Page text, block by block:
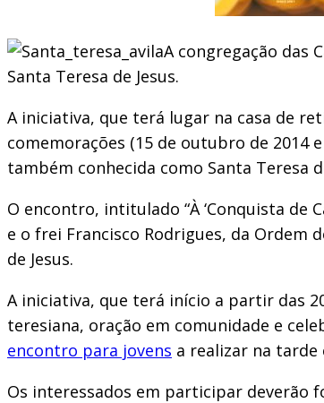
A congregação das
Santa Teresa de Jesus.
A iniciativa, que terá lugar na casa de
comemorações (15 de outubro de 2014
também conhecida como Santa Teresa
O encontro, intitulado “À ‘Conquista de
e o frei Francisco Rodrigues, da Ordem
de Jesus.
A iniciativa, que terá início a partir das
teresiana, oração em comunidade e
encontro para jovens a realizar na tarde
Os interessados em participar deverão